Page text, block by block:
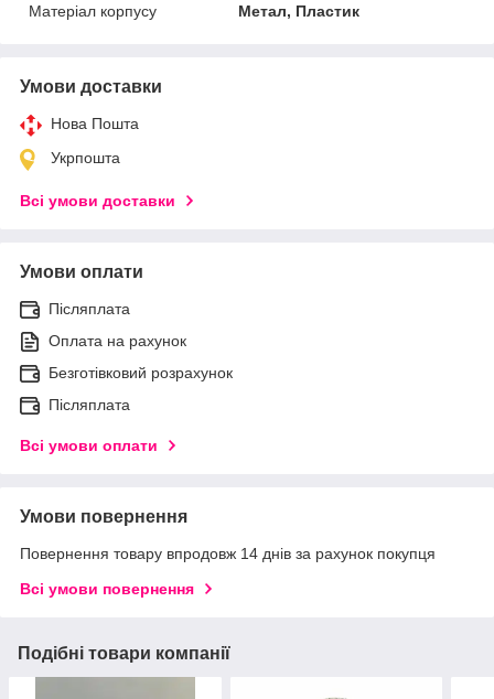
Матеріал корпусу
Метал, Пластик
Умови доставки
Нова Пошта
Укрпошта
Всі умови доставки
Умови оплати
Післяплата
Оплата на рахунок
Безготівковий розрахунок
Післяплата
Всі умови оплати
Умови повернення
Повернення товару впродовж 14 днів за рахунок покупця
Всі умови повернення
Подібні товари компанії